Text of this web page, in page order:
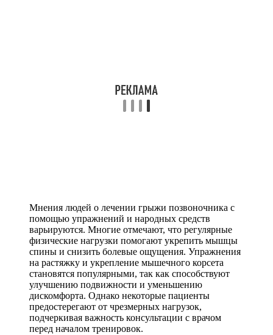
Мнения людей о лечении грыжи позвоночника с
помощью упражнений и народных средств
варьируются. Многие отмечают, что регулярные
физические нагрузки помогают укрепить мышцы
спины и снизить болевые ощущения. Упражнения
на растяжку и укрепление мышечного корсета
становятся популярными, так как способствуют
улучшению подвижности и уменьшению
дискомфорта. Однако некоторые пациенты
предостерегают от чрезмерных нагрузок,
подчеркивая важность консультации с врачом
перед началом тренировок.